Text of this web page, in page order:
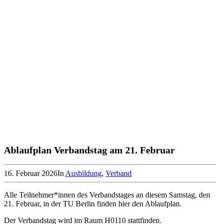
Ablaufplan Verbandstag am 21. Februar
16. Februar 2026In Ausbildung, Verband
Alle Teilnehmer*innen des Verbandstages an diesem Samstag, den
21. Februar, in der TU Berlin finden hier den Ablaufplan.
Der Verbandstag wird im Raum H0110 stattfinden.